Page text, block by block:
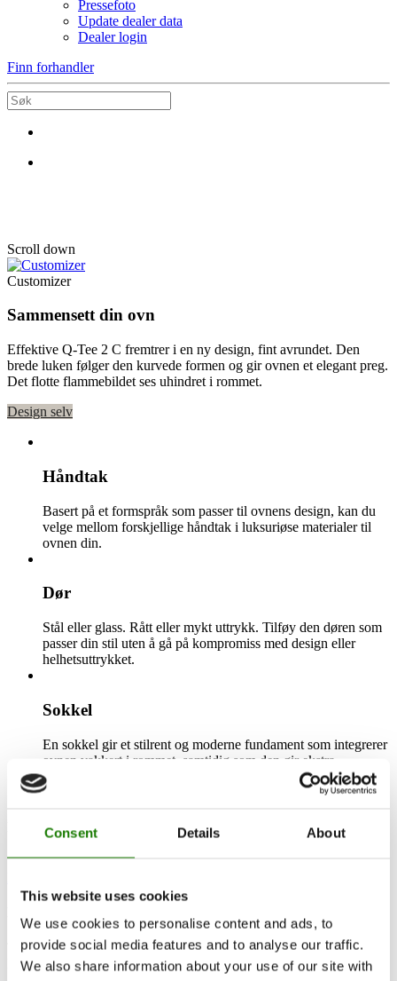
Consent Details About
This website uses cookies
We use cookies to personalise content and ads, to
provide social media features and to analyse our traffic.
We also share information about your use of our site with
Pressefoto
Update dealer data
Dealer login
Finn forhandler
Scroll down
Customizer
Sammensett din ovn
Effektive Q-Tee 2 C fremtrer i en ny design, fint avrundet. Den
brede luken følger den kurvede formen og gir ovnen et elegant preg.
Det flotte flammebildet ses uhindret i rommet.
Design selv
Håndtak
Basert på et formspråk som passer til ovnens design, kan du
velge mellom forskjellige håndtak i luksuriøse materialer til
ovnen din.
Dør
Stål eller glass. Rått eller mykt uttrykk. Tilføy den døren som
passer din stil uten å gå på kompromiss med design eller
helhetsuttrykket.
Sokkel
En sokkel gir et stilrent og moderne fundament som integrerer
ovnen vakkert i rommet, samtidig som den gir ekstra
oppbevaringsplass og et særegent og ekstraordinært uttrykk.
Tilgjengelig i to høyder.
Design din egen RAIS!
Utforsk alle designalternativene våre i Customizer.
Trenger du hjelp fra en av våre mange rådgivere?
Få rådgivning